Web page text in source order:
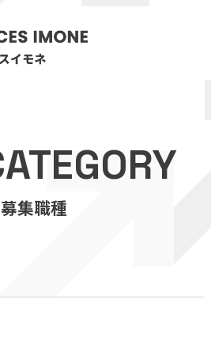
ビリステーション癒々
ンナー癒々
募集職種